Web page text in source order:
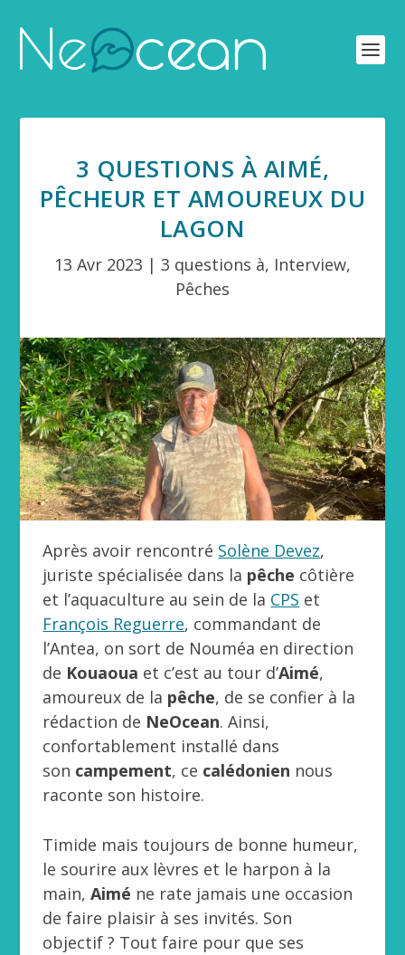
3 QUESTIONS À AIMÉ,
PÊCHEUR ET AMOUREUX DU
LAGON
13 Avr 2023 | 3 questions à, Interview,
Pêches
Après avoir rencontré Solène Devez,
juriste spécialisée dans la pêche côtière
et l’aquaculture au sein de la CPS et
François Reguerre, commandant de
l’Antea, on sort de Nouméa en direction
de Kouaoua et c’est au tour d’Aimé,
amoureux de la pêche, de se confier à la
rédaction de NeOcean. Ainsi,
confortablement installé dans
son campement, ce calédonien nous
raconte son histoire.
Timide mais toujours de bonne humeur,
le sourire aux lèvres et le harpon à la
main,Aimé ne rate jamais une occasion
de faire plaisir à ses invités. Son
objectif ? Tout faire pour que ses